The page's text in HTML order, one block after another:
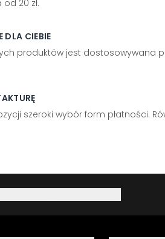
20 zł.
DLA CIEBIE
produktów jest dostosowywana
szeroki wybór form płatności.